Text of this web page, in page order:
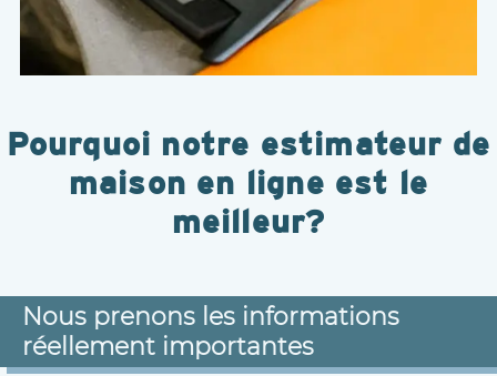
Pourquoi notre estimateur de
maison en ligne est le
meilleur?
Nous prenons les informations
réellement importantes